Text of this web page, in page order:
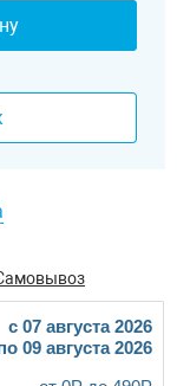
c 07 августа 2026
09 августа 2026